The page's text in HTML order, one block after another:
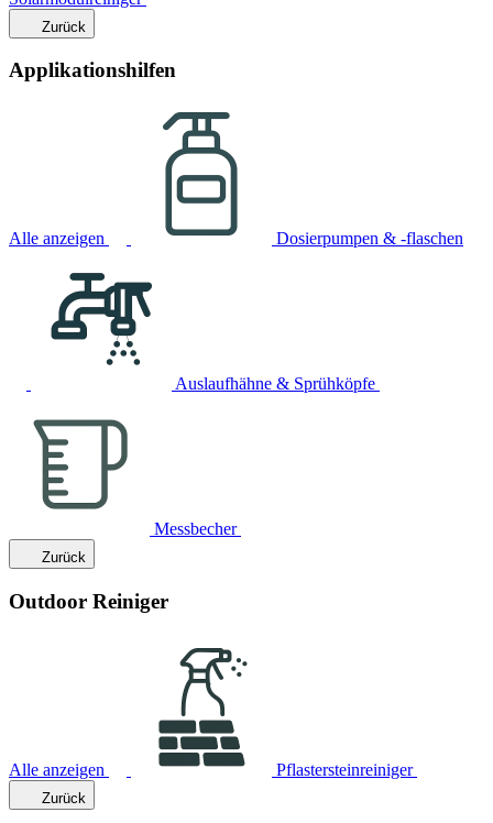
Zurück
Applikationshilfen
Alle anzeigen Dosierpumpen & -flaschen
Auslaufhähne & Sprühköpfe
Messbecher
Zurück
Outdoor Reiniger
Alle anzeigen Pflastersteinreiniger
Zurück